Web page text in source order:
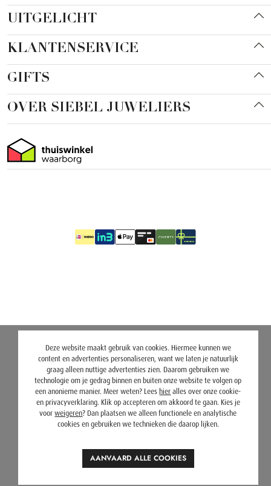
UITGELICHT
KLANTENSERVICE
GIFTS
OVER SIEBEL JUWELIERS
Deze website maakt gebruik van cookies. Hiermee kunnen we
content en advertenties personaliseren, want we laten je natuurlijk
graag alleen nuttige advertenties zien. Daarom gebruiken we
technologie om je gedrag binnen en buiten onze website te volgen op
een anonieme manier. Meer weten? Lees hier alles over onze cookie-
en privacyverklaring. Klik op accepteren om akkoord te gaan. Kies je
voorweigeren? Dan plaatsen we alleen functionele en analytische
cookies en gebruiken we technieken die daarop lijken.
AANVAARD ALLE COOKIES